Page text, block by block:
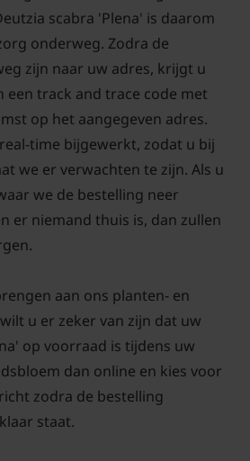
scabra 'Plena' is daarom
onderweg. Zodra de
zijn naar uw adres, krijgt u
een track and trace code met
op het aangegeven adres.
time bijgewerkt, zodat u bij
we er verwachten te zijn. Als u
we de bestelling neer
er niemand thuis is, dan zullen
aan ons planten- en
u er zeker van zijn dat uw
op voorraad is tijdens uw
dan online en kies voor
zodra de bestelling
staat.